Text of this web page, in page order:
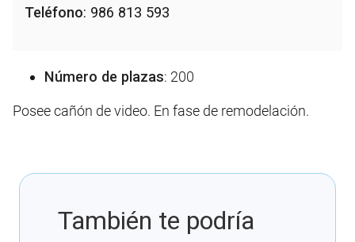
Teléfono: 986 813 593
Número de plazas: 200
Posee cañón de video. En fase de remodelación.
También te podría